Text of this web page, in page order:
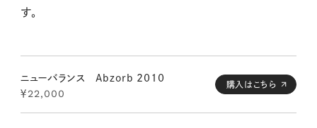
す。
ニューバランス Abzorb 2010
￥22,000
購入はこちら